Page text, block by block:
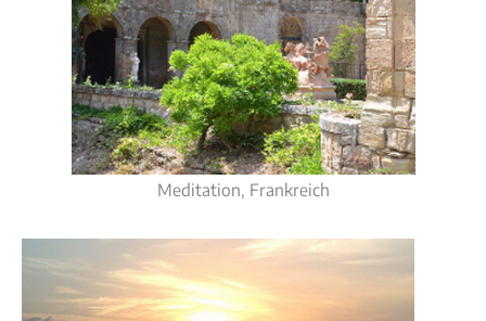
Meditation, Frankreich